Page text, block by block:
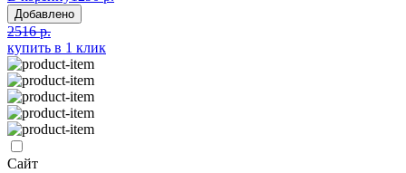
Добавлено
2516 р.
купить в 1 клик
Сайт